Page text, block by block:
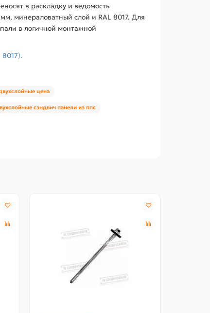
в раскладку и ведомость
минераловатный слой и RAL 8017. Для
в логичной монтажной
цена
сэндвич панели из ппс